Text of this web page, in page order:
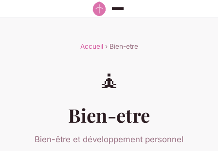
Accueil› Bien-etre
🧘
Bien-etre
Bien-être et développement personnel